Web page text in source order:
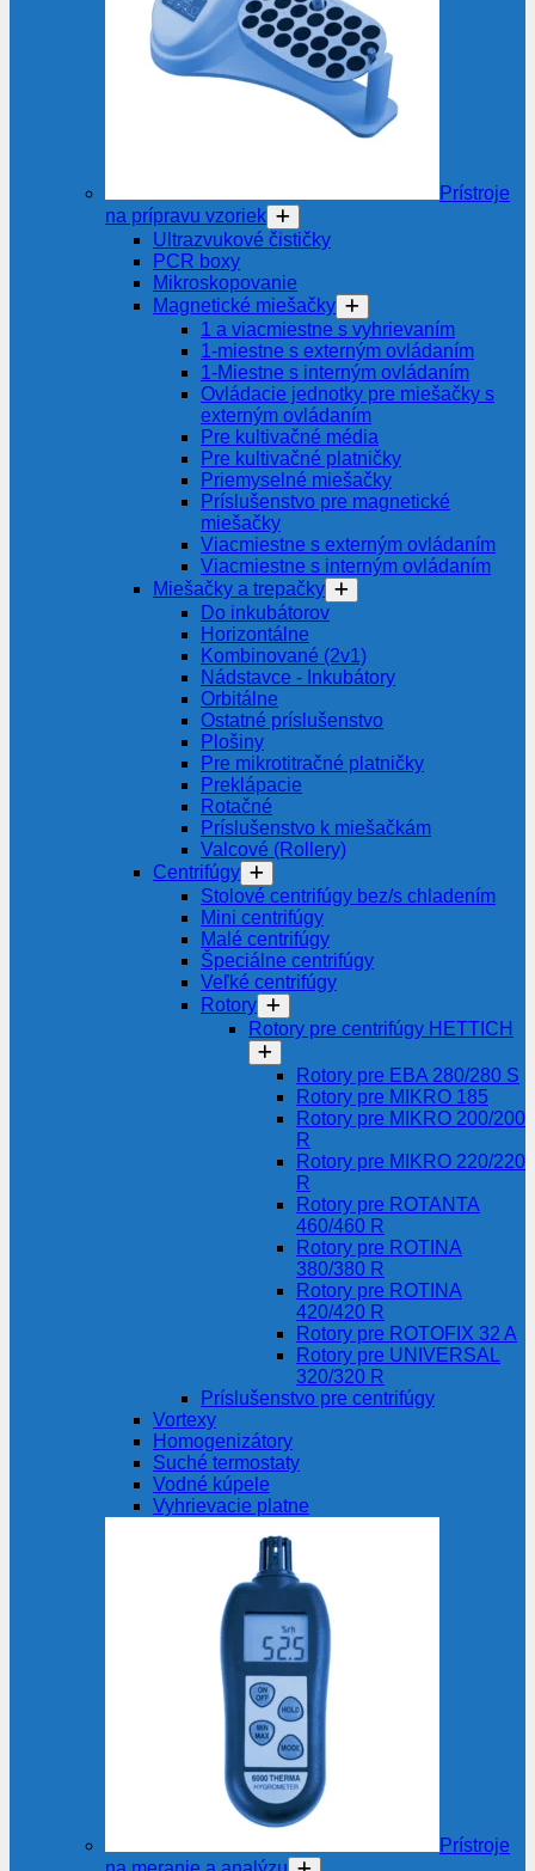
Prístroje
na prípravu vzoriek
Ultrazvukové čističky
PCR boxy
Mikroskopovanie
Magnetické miešačky
1 a viacmiestne s vyhrievaním
1-miestne s externým ovládaním
1-Miestne s interným ovládaním
Ovládacie jednotky pre miešačky s
externým ovládaním
Pre kultivačné média
Pre kultivačné platničky
Priemyselné miešačky
Príslušenstvo pre magnetické
miešačky
Viacmiestne s externým ovládaním
Viacmiestne s interným ovládaním
Miešačky a trepačky
Do inkubátorov
Horizontálne
Kombinované (2v1)
Nádstavce - Inkubátory
Orbitálne
Ostatné príslušenstvo
Plošiny
Pre mikrotitračné platničky
Preklápacie
Rotačné
Príslušenstvo k miešačkám
Valcové (Rollery)
Centrifúgy
Stolové centrifúgy bez/s chladením
Mini centrifúgy
Malé centrifúgy
Špeciálne centrifúgy
Veľké centrifúgy
Rotory
Rotory pre centrifúgy HETTICH
Rotory pre EBA 280/280 S
Rotory pre MIKRO 185
Rotory pre MIKRO 200/200
R
Rotory pre MIKRO 220/220
R
Rotory pre ROTANTA
460/460 R
Rotory pre ROTINA
380/380 R
Rotory pre ROTINA
420/420 R
Rotory pre ROTOFIX 32 A
Rotory pre UNIVERSAL
320/320 R
Príslušenstvo pre centrifúgy
Vortexy
Homogenizátory
Suché termostaty
Vodné kúpele
Vyhrievacie platne
Prístroje